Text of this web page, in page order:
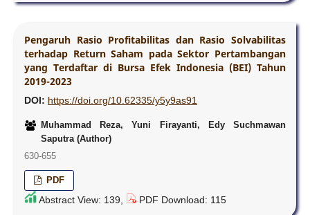
Pengaruh Rasio Profitabilitas dan Rasio Solvabilitas
terhadap Return Saham pada Sektor Pertambangan
yang Terdaftar di Bursa Efek Indonesia (BEI) Tahun
2019-2023
DOI: https://doi.org/10.62335/y5y9as91
Muhammad Reza, Yuni Firayanti, Edy Suchmawan
Saputra (Author)
630-655
PDF
Abstract View: 139, PDF Download: 115